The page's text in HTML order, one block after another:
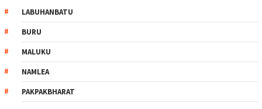
LABUHANBATU
BURU
MALUKU
NAMLEA
PAKPAKBHARAT